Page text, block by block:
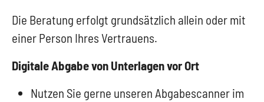
Die Beratung erfolgt grundsätzlich allein oder mit
einer Person Ihres Vertrauens.
Digitale Abgabe von Unterlagen vor Ort
Nutzen Sie gerne unseren Abgabescanner im